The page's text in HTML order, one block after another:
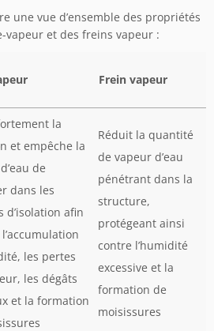
une vue d’ensemble des propriétés
vapeur et des freins vapeur :
Frein vapeur
la
et empêche la
de
dans les
d’isolation afin
l’accumulation
les pertes
les dégâts
et la formation
Réduit la quantité
de vapeur d’eau
pénétrant dans la
structure,
protégeant ainsi
contre l’humidité
excessive et la
formation de
moisissures